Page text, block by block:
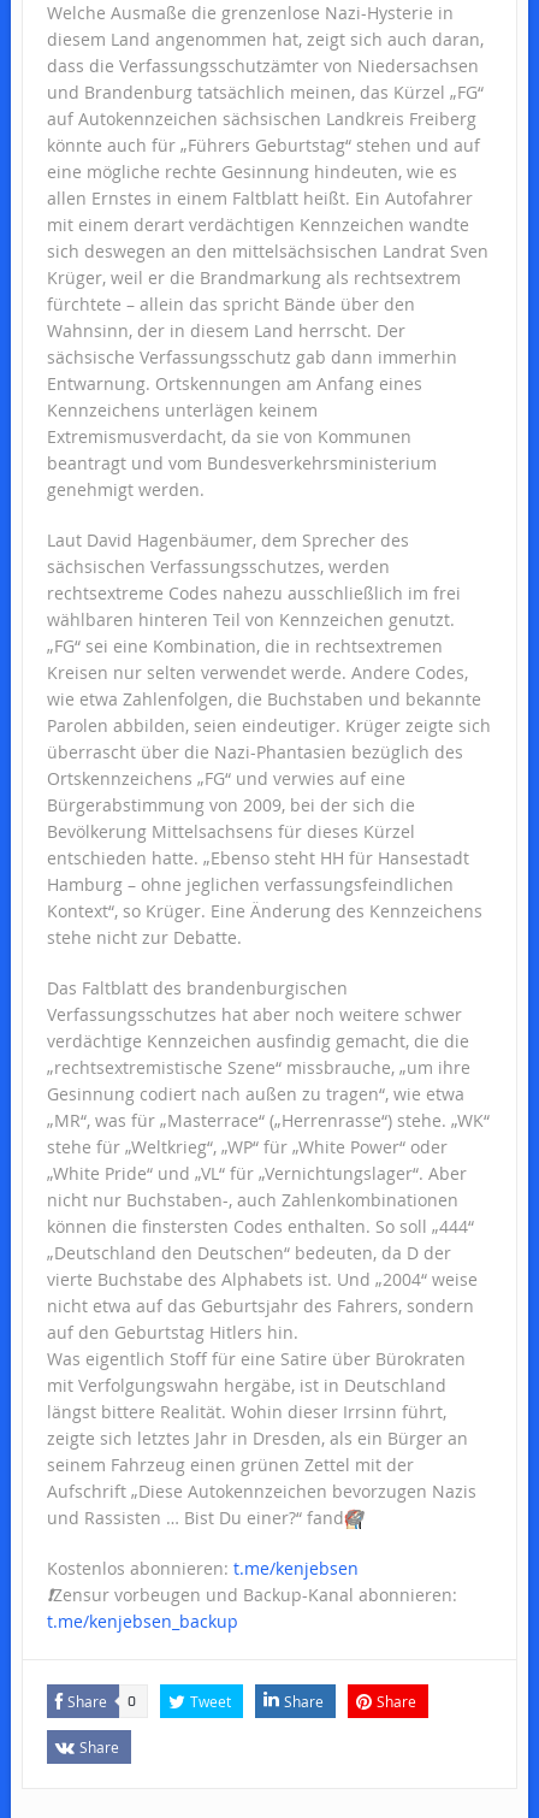
Welche Ausmaße die grenzenlose Nazi-Hysterie in
diesem Land angenommen hat, zeigt sich auch daran,
dass die Verfassungsschutzämter von Niedersachsen
und Brandenburg tatsächlich meinen, das Kürzel „FG“
auf Autokennzeichen sächsischen Landkreis Freiberg
könnte auch für „Führers Geburtstag“ stehen und auf
eine mögliche rechte Gesinnung hindeuten, wie es
allen Ernstes in einem Faltblatt heißt. Ein Autofahrer
mit einem derart verdächtigen Kennzeichen wandte
sich deswegen an den mittelsächsischen Landrat Sven
Krüger, weil er die Brandmarkung als rechtsextrem
fürchtete – allein das spricht Bände über den
Wahnsinn, der in diesem Land herrscht. Der
sächsische Verfassungsschutz gab dann immerhin
Entwarnung. Ortskennungen am Anfang eines
Kennzeichens unterlägen keinem
Extremismusverdacht, da sie von Kommunen
beantragt und vom Bundesverkehrsministerium
genehmigt werden.
Laut David Hagenbäumer, dem Sprecher des
sächsischen Verfassungsschutzes, werden
rechtsextreme Codes nahezu ausschließlich im frei
wählbaren hinteren Teil von Kennzeichen genutzt.
„FG“ sei eine Kombination, die in rechtsextremen
Kreisen nur selten verwendet werde. Andere Codes,
wie etwa Zahlenfolgen, die Buchstaben und bekannte
Parolen abbilden, seien eindeutiger. Krüger zeigte sich
überrascht über die Nazi-Phantasien bezüglich des
Ortskennzeichens „FG“ und verwies auf eine
Bürgerabstimmung von 2009, bei der sich die
Bevölkerung Mittelsachsens für dieses Kürzel
entschieden hatte. „Ebenso steht HH für Hansestadt
Hamburg – ohne jeglichen verfassungsfeindlichen
Kontext“, so Krüger. Eine Änderung des Kennzeichens
stehe nicht zur Debatte.
Das Faltblatt des brandenburgischen
Verfassungsschutzes hat aber noch weitere schwer
verdächtige Kennzeichen ausfindig gemacht, die die
„rechtsextremistische Szene“ missbrauche, „um ihre
Gesinnung codiert nach außen zu tragen“, wie etwa
„MR“, was für „Masterrace“ („Herrenrasse“) stehe. „WK“
stehe für „Weltkrieg“, „WP“ für „White Power“ oder
„White Pride“ und „VL“ für „Vernichtungslager“. Aber
nicht nur Buchstaben-, auch Zahlenkombinationen
können die finstersten Codes enthalten. So soll „444“
„Deutschland den Deutschen“ bedeuten, da D der
vierte Buchstabe des Alphabets ist. Und „2004“ weise
nicht etwa auf das Geburtsjahr des Fahrers, sondern
auf den Geburtstag Hitlers hin.
Was eigentlich Stoff für eine Satire über Bürokraten
mit Verfolgungswahn hergäbe, ist in Deutschland
längst bittere Realität. Wohin dieser Irrsinn führt,
zeigte sich letztes Jahr in Dresden, als ein Bürger an
seinem Fahrzeug einen grünen Zettel mit der
Aufschrift „Diese Autokennzeichen bevorzugen Nazis
und Rassisten … Bist Du einer?“ fand🤡
Kostenlos abonnieren: t.me/kenjebsen
❗️Zensur vorbeugen und Backup-Kanal abonnieren:
t.me/kenjebsen_backup
Share 0 Tweet Share Share
Share